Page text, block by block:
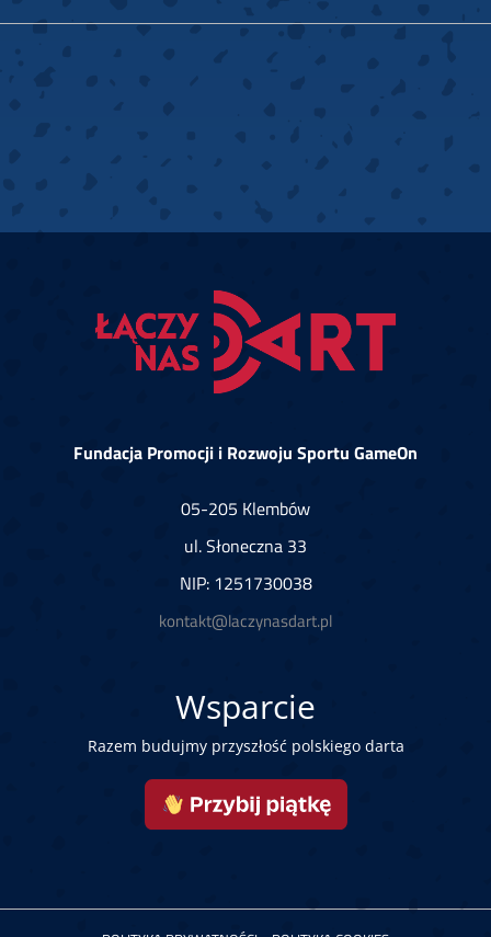
Fundacja Promocji i Rozwoju Sportu GameOn
05-205 Klembów
ul. Słoneczna 33
NIP: 1251730038
kontakt@laczynasdart.pl
Wsparcie
Razem budujmy przyszłość polskiego darta